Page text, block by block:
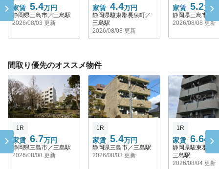
家賃 5.4万円
静岡県三島市／三島駅
2026/08/03 更新
家賃 4.4万円
静岡県駿東郡長泉町／
三島駅
2026/08/08 更新
家賃 5.2万円
静岡県三島市／
2026/08/08 更新
間取り優先のオススメ物件
家賃 6.7万円
1R
静岡県三島市／三島駅
2026/08/08 更新
家賃 5.4万円
1R
静岡県三島市／三島駅
2026/08/03 更新
家賃 6.642
1R
静岡県駿東郡長
三島駅
2026/08/04 更新